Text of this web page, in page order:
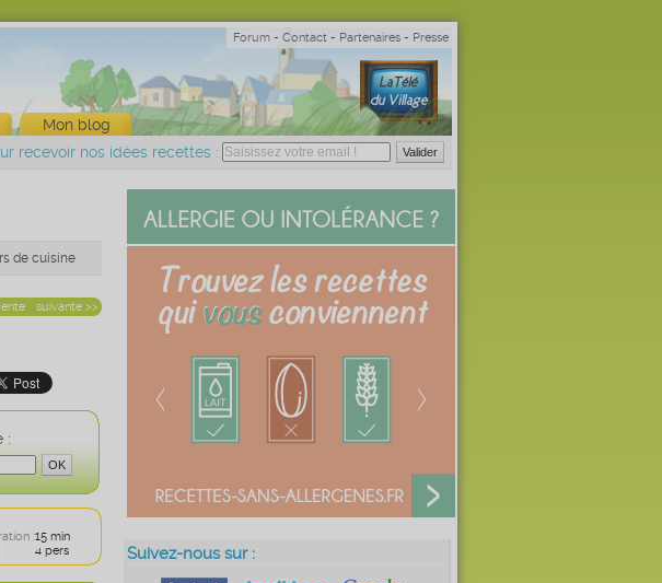
Forum - Contact - Partenaires - Presse
Mon blog
recevoir nos idées recettes :
Suivez-nous sur :
de cuisine
suivante >>
:
:15 min
4 pers